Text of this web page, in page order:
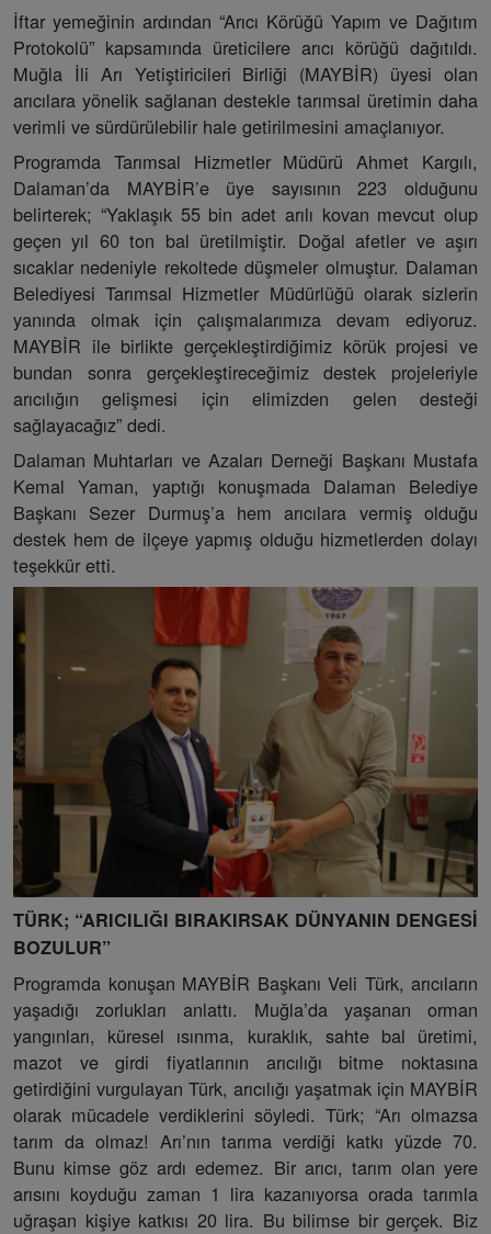
İftar yemeğinin ardından “Arıcı Körüğü Yapım ve Dağıtım
Protokolü” kapsamında üreticilere arıcı körüğü dağıtıldı.
Muğla İli Arı Yetiştiricileri Birliği (MAYBİR) üyesi olan
arıcılara yönelik sağlanan destekle tarımsal üretimin daha
verimli ve sürdürülebilir hale getirilmesini amaçlanıyor.
Programda Tarımsal Hizmetler Müdürü Ahmet Kargılı,
Dalaman’da MAYBİR’e üye sayısının 223 olduğunu
belirterek; “Yaklaşık 55 bin adet arılı kovan mevcut olup
geçen yıl 60 ton bal üretilmiştir. Doğal afetler ve aşırı
sıcaklar nedeniyle rekoltede düşmeler olmuştur. Dalaman
Belediyesi Tarımsal Hizmetler Müdürlüğü olarak sizlerin
yanında olmak için çalışmalarımıza devam ediyoruz.
MAYBİR ile birlikte gerçekleştirdiğimiz körük projesi ve
bundan sonra gerçekleştireceğimiz destek projeleriyle
arıcılığın gelişmesi için elimizden gelen desteği
sağlayacağız” dedi.
Dalaman Muhtarları ve Azaları Derneği Başkanı Mustafa
Kemal Yaman, yaptığı konuşmada Dalaman Belediye
Başkanı Sezer Durmuş’a hem arıcılara vermiş olduğu
destek hem de ilçeye yapmış olduğu hizmetlerden dolayı
teşekkür etti.
TÜRK; “ARICILIĞI BIRAKIRSAK DÜNYANIN DENGESİ
BOZULUR”
Programda konuşan MAYBİR Başkanı Veli Türk, arıcıların
yaşadığı zorlukları anlattı. Muğla’da yaşanan orman
yangınları, küresel ısınma, kuraklık, sahte bal üretimi,
mazot ve girdi fiyatlarının arıcılığı bitme noktasına
getirdiğini vurgulayan Türk, arıcılığı yaşatmak için MAYBİR
olarak mücadele verdiklerini söyledi. Türk; “Arı olmazsa
tarım da olmaz! Arı’nın tarıma verdiği katkı yüzde 70.
Bunu kimse göz ardı edemez. Bir arıcı, tarım olan yere
arısını koyduğu zaman 1 lira kazanıyorsa orada tarımla
uğraşan kişiye katkısı 20 lira. Bu bilimse bir gerçek. Biz